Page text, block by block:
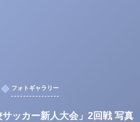
フォトギャラリー
サッカー新人大会」2回戦 写真